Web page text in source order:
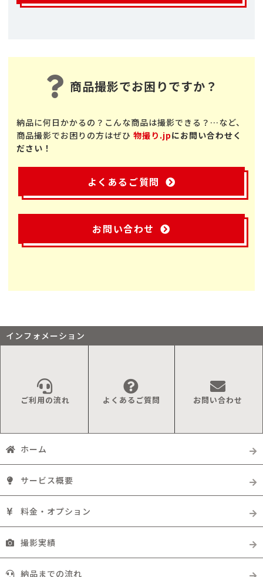
商品撮影でお困りですか？
納品に何日かかるの？こんな商品は撮影できる？…など、
商品撮影でお困りの方はぜひ 物撮り.jpにお問い合わせく
ださい！
よくあるご質問
お問い合わせ
インフォメーション
ご利用の流れ よくあるご質問 お問い合わせ
ホーム
サービス概要
料金・オプション
撮影実績
納品までの流れ